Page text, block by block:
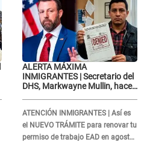
ALERTA MÁXIMA
INMIGRANTES | Secretario del
DHS, Markwayne Mullin, hace
ATENCIÓN INMIGRANTES | Así es
el NUEVO TRÁMITE para renovar tu
permiso de trabajo EAD en agosto